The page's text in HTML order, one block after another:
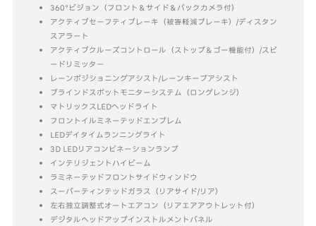
360°ビジョン（フロント＆サイド＆バックカメラ付）
アクティブセーフティブレーキ（被害軽減ブレーキ）/ディスタン
スアラート
アクティブクルーズコントロール（ストップ＆ゴー機能付）/スピ
ードリミッター
レーンポジショニングアシスト/レーンキープアシスト
ブラインドスポットモニターシステム（ロングレンジ）
マトリックスLEDヘッドライト
フロントイルミネーテッドエンブレム
LEDデイタイムランニングライト
3D LEDリアコンビネーションランプ
インテリジェントハイビーム
ラミネーテッドフロントサイドウィンドウ
スーバーティンテッドガラス（リアサイド/リア）
左右独立調整式オートエアコン（リアエアアウトレット付）
デジタルヘッドアップインストルメントパネル